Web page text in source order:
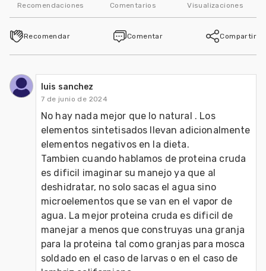
Recomendaciones Comentarios Visualizaciones
Recomendar Comentar Compartir
luis sanchez
7 de junio de 2024
No hay nada mejor que lo natural . Los
elementos sintetisados llevan adicionalmente
elementos negativos en la dieta.
Tambien cuando hablamos de proteina cruda
es dificil imaginar su manejo ya que al
deshidratar, no solo sacas el agua sino
microelementos que se van en el vapor de
agua. La mejor proteina cruda es dificil de
manejar a menos que construyas una granja
para la proteina tal como granjas para mosca
soldado en el caso de larvas o en el caso de